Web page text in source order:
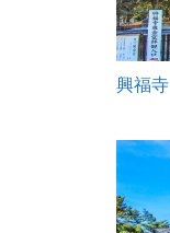
興福寺